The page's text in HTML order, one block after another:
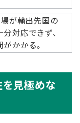
が輸出先国の
対応できず、
かかる。
見極めな